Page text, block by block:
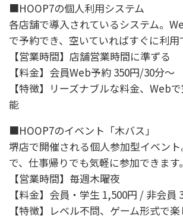
■HOOP7の個人利用システム
各店舗で導入されているシステム。
で予約でき、空いていればすぐに利用
【営業時間】店舗営業時間に準ずる
【料金】会員Web予約 350円/30分〜
【特徴】リーズナブルな料金、Web
能
■HOOP7のイベント「木バス」
堺店で開催される個人参加型イベン
で、仕事帰りでも気軽に参加できます。
【営業時間】毎週木曜夜
【料金】会員・学生 1,500円 / 非会員
【特徴】レベル不問、ゲーム形式で